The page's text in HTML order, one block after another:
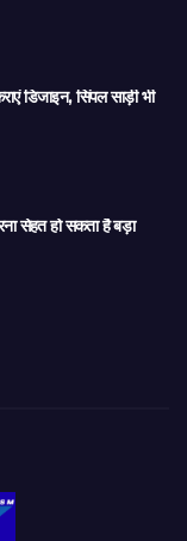
डिजाइन, सिंपल साड़ी भी
सेहत हो सकता है बड़ा